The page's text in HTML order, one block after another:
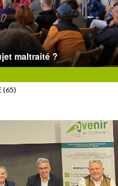
maltraité ?
(65)